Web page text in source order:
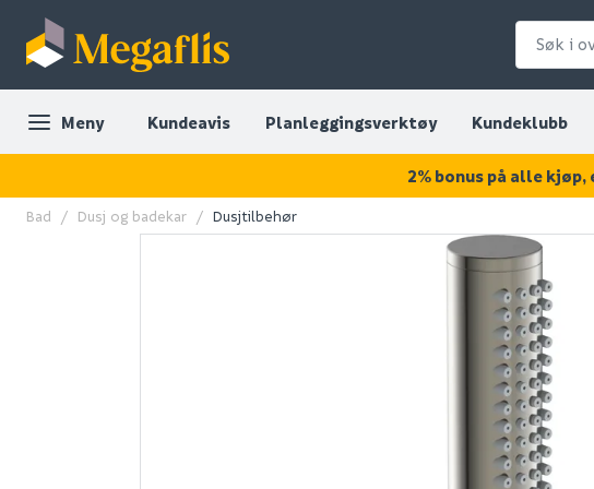
Meny Kundeavis Planleggingsverktøy Kundeklubb
Bad Dusj og badekar Dusjtilbehør
2% bonus på alle